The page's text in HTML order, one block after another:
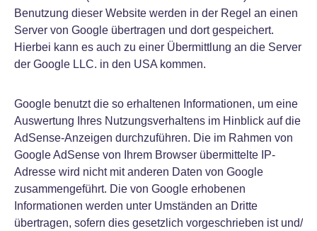
Benutzung dieser Website werden in der Regel an einen
Server von Google übertragen und dort gespeichert.
Hierbei kann es auch zu einer Übermittlung an die Server
der Google LLC. in den USA kommen.
Google benutzt die so erhaltenen Informationen, um eine
Auswertung Ihres Nutzungsverhaltens im Hinblick auf die
AdSense-Anzeigen durchzuführen. Die im Rahmen von
Google AdSense von Ihrem Browser übermittelte IP-
Adresse wird nicht mit anderen Daten von Google
zusammengeführt. Die von Google erhobenen
Informationen werden unter Umständen an Dritte
übertragen, sofern dies gesetzlich vorgeschrieben ist und/